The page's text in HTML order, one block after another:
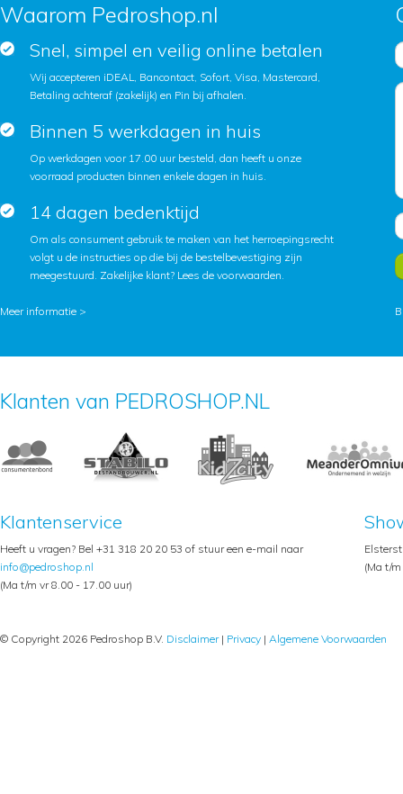
Waarom Pedroshop.nl
Snel, simpel en veilig online betalen
Wij accepteren iDEAL, Bancontact, Sofort, Visa, Mastercard,
Betaling achteraf (zakelijk) en Pin bij afhalen.
Binnen 5 werkdagen in huis
Op werkdagen voor 17.00 uur besteld, dan heeft u onze
voorraad producten binnen enkele dagen in huis.
14 dagen bedenktijd
Om als consument gebruik te maken van het herroepingsrecht
volgt u de instructies op die bij de bestelbevestiging zijn
meegestuurd. Zakelijke klant? Lees de voorwaarden.
Meer informatie >
Klanten van PEDROSHOP.NL
Klantenservice
Heeft u vragen? Bel +31 318 20 20 53 of stuur een e-mail naar
info@pedroshop.nl
(Ma t/m vr 8.00 - 17.00 uur)
(Ma t/
© Copyright 2026 Pedroshop B.V. Disclaimer| Privacy | Algemene Voorwaarden